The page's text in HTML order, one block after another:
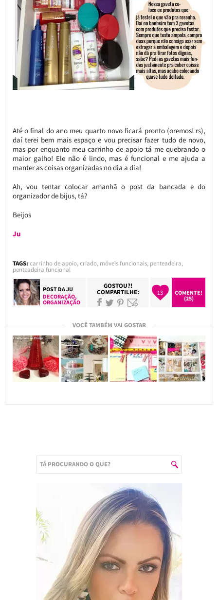
Até o final do ano meu quarto novo ficará pronto (oremos! rs),
daí terei bem mais espaço e vou precisar fazer tudo de novo,
mas por enquanto meu carrinho de apoio tá me quebrando o
maior galho! Ele não é lindo, mas é funcional e me ajuda a
manter as coisas organizadas no dia a dia!
Ah, vou tentar colocar amanhã o post da bancada e do
organizador de bijus, tá?
Beijos
Ju
TAGS: carrinho de apoio,criado, móveis funcionais, penteadeira,
penteadeira funcional
POST DAJU
DECORAÇÃO,
ORGANIZAÇÃO
GOSTOU?!
COMPARTILHE: 13
COMENTE!
(25)
VOCÊ TAMBÉM VAI GOSTAR